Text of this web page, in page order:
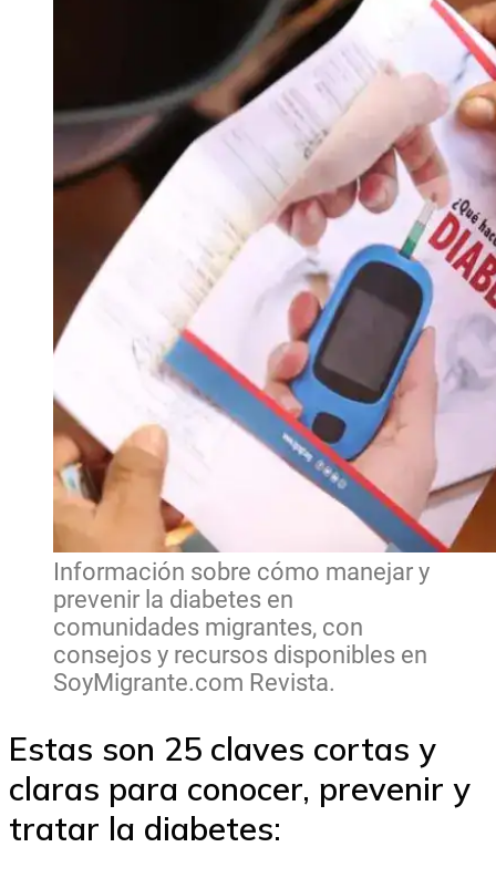
Información sobre cómo manejar y
prevenir la diabetes en
comunidades migrantes, con
consejos y recursos disponibles en
SoyMigrante.com Revista.
Estas son 25 claves cortas y
claras para conocer, prevenir y
tratar la diabetes: